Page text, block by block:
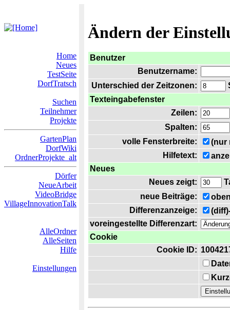
Ändern der
Home
Neues
TestSeite
DorfTratsch
Suchen
Teilnehmer
Projekte
GartenPlan
DorfWiki
OrdnerProjekte_alt
Dörfer
NeueArbeit
VideoBridge
VillageInnovationTalk
AlleOrdner
AlleSeiten
Hilfe
Einstellungen
Benutzer
Benutzername:
Unterschied der Zeitzonen:
Texteingabefenster
Zeilen:
Spalten:
volle Fensterbreite:
(nur
Hilfetext:
Neues
Neues zeigt:
neue Beiträge:
Differenzanzeige:
voreingestellte Differenzart:
Cookie
Cookie ID: